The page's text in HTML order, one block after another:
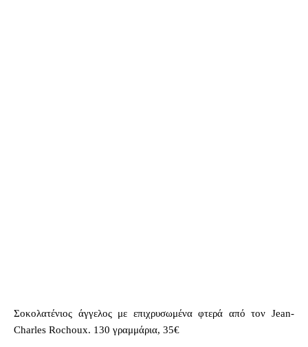
Σοκολατένιος άγγελος με επιχρυσωμένα φτερά από τον Jean-
Charles Rochoux. 130 γραμμάρια, 35€